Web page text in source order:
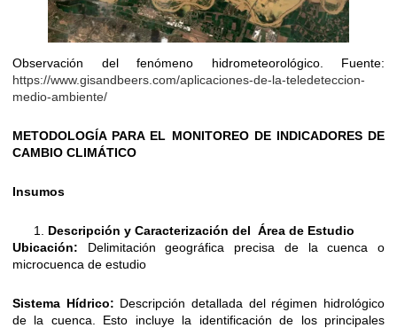
Observación del fenómeno hidrometeorológico. Fuente:
https://www.gisandbeers.com/aplicaciones-de-la-teledeteccion-
medio-ambiente/
METODOLOGÍA PARA EL MONITOREO DE INDICADORES DE
CAMBIO CLIMÁTICO
Insumos
Descripción y Caracterización del Área de Estudio
Ubicación: Delimitación geográfica precisa de la cuenca o
microcuenca de estudio
Sistema Hídrico: Descripción detallada del régimen hidrológico
de la cuenca. Esto incluye la identificación de los principales